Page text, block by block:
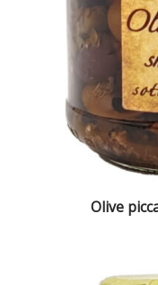
Olive